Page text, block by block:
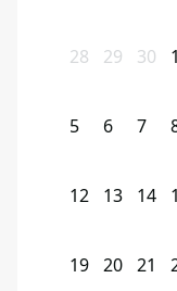
28 29 30 1
5 6 7
12 13 14
19 20 21